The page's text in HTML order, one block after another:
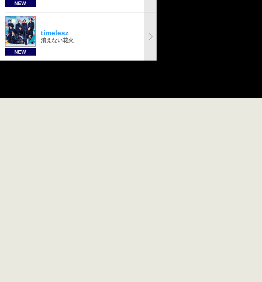
NEW
NEW
timelesz
消えない花火